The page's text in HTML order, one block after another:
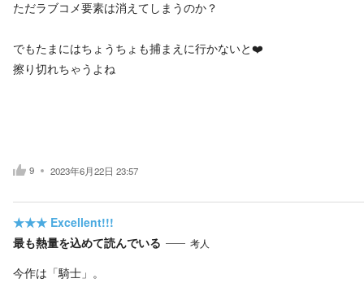
ただラブコメ要素は消えてしまうのか？
でもたまにはちょうちょも捕まえに行かないと❤️
擦り切れちゃうよね
9 2023年6月22日 23:57
★★★ Excellent!!!
最も熱量を込めて読んでいる
考人
今作は「騎士」。